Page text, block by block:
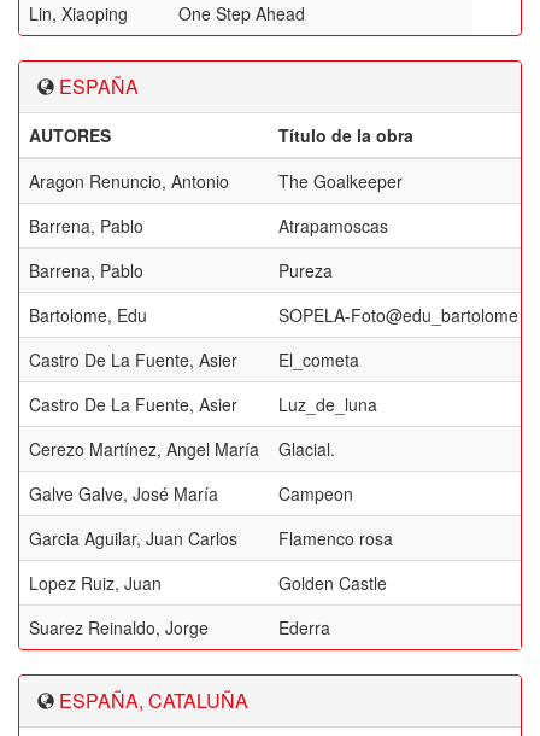
Lin, Xiaoping
One Step Ahead
ESPAÑA
AUTORES Título de la obra
Aragon Renuncio, Antonio
The Goalkeeper
Barrena, Pablo
Atrapamoscas
Barrena, Pablo
Pureza
Bartolome, Edu
SOPELA-Foto@edu_bartolome
Castro De La Fuente, Asier
El_cometa
Castro De La Fuente, Asier
Luz_de_luna
Cerezo Martínez, Angel María
Glacial.
Galve Galve, José María
Campeon
Garcia Aguilar, Juan Carlos
Flamenco rosa
Lopez Ruiz, Juan
Golden Castle
Suarez Reinaldo, Jorge
Ederra
ESPAÑA, CATALUÑA